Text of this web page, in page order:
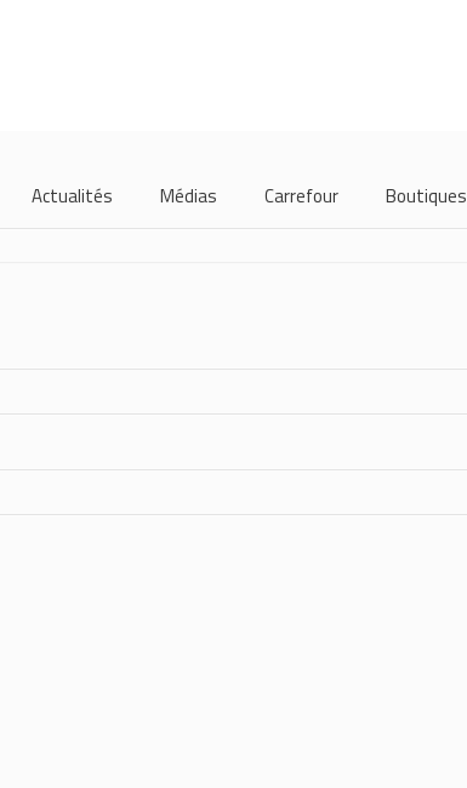
Actualités Médias Carrefour Boutiques